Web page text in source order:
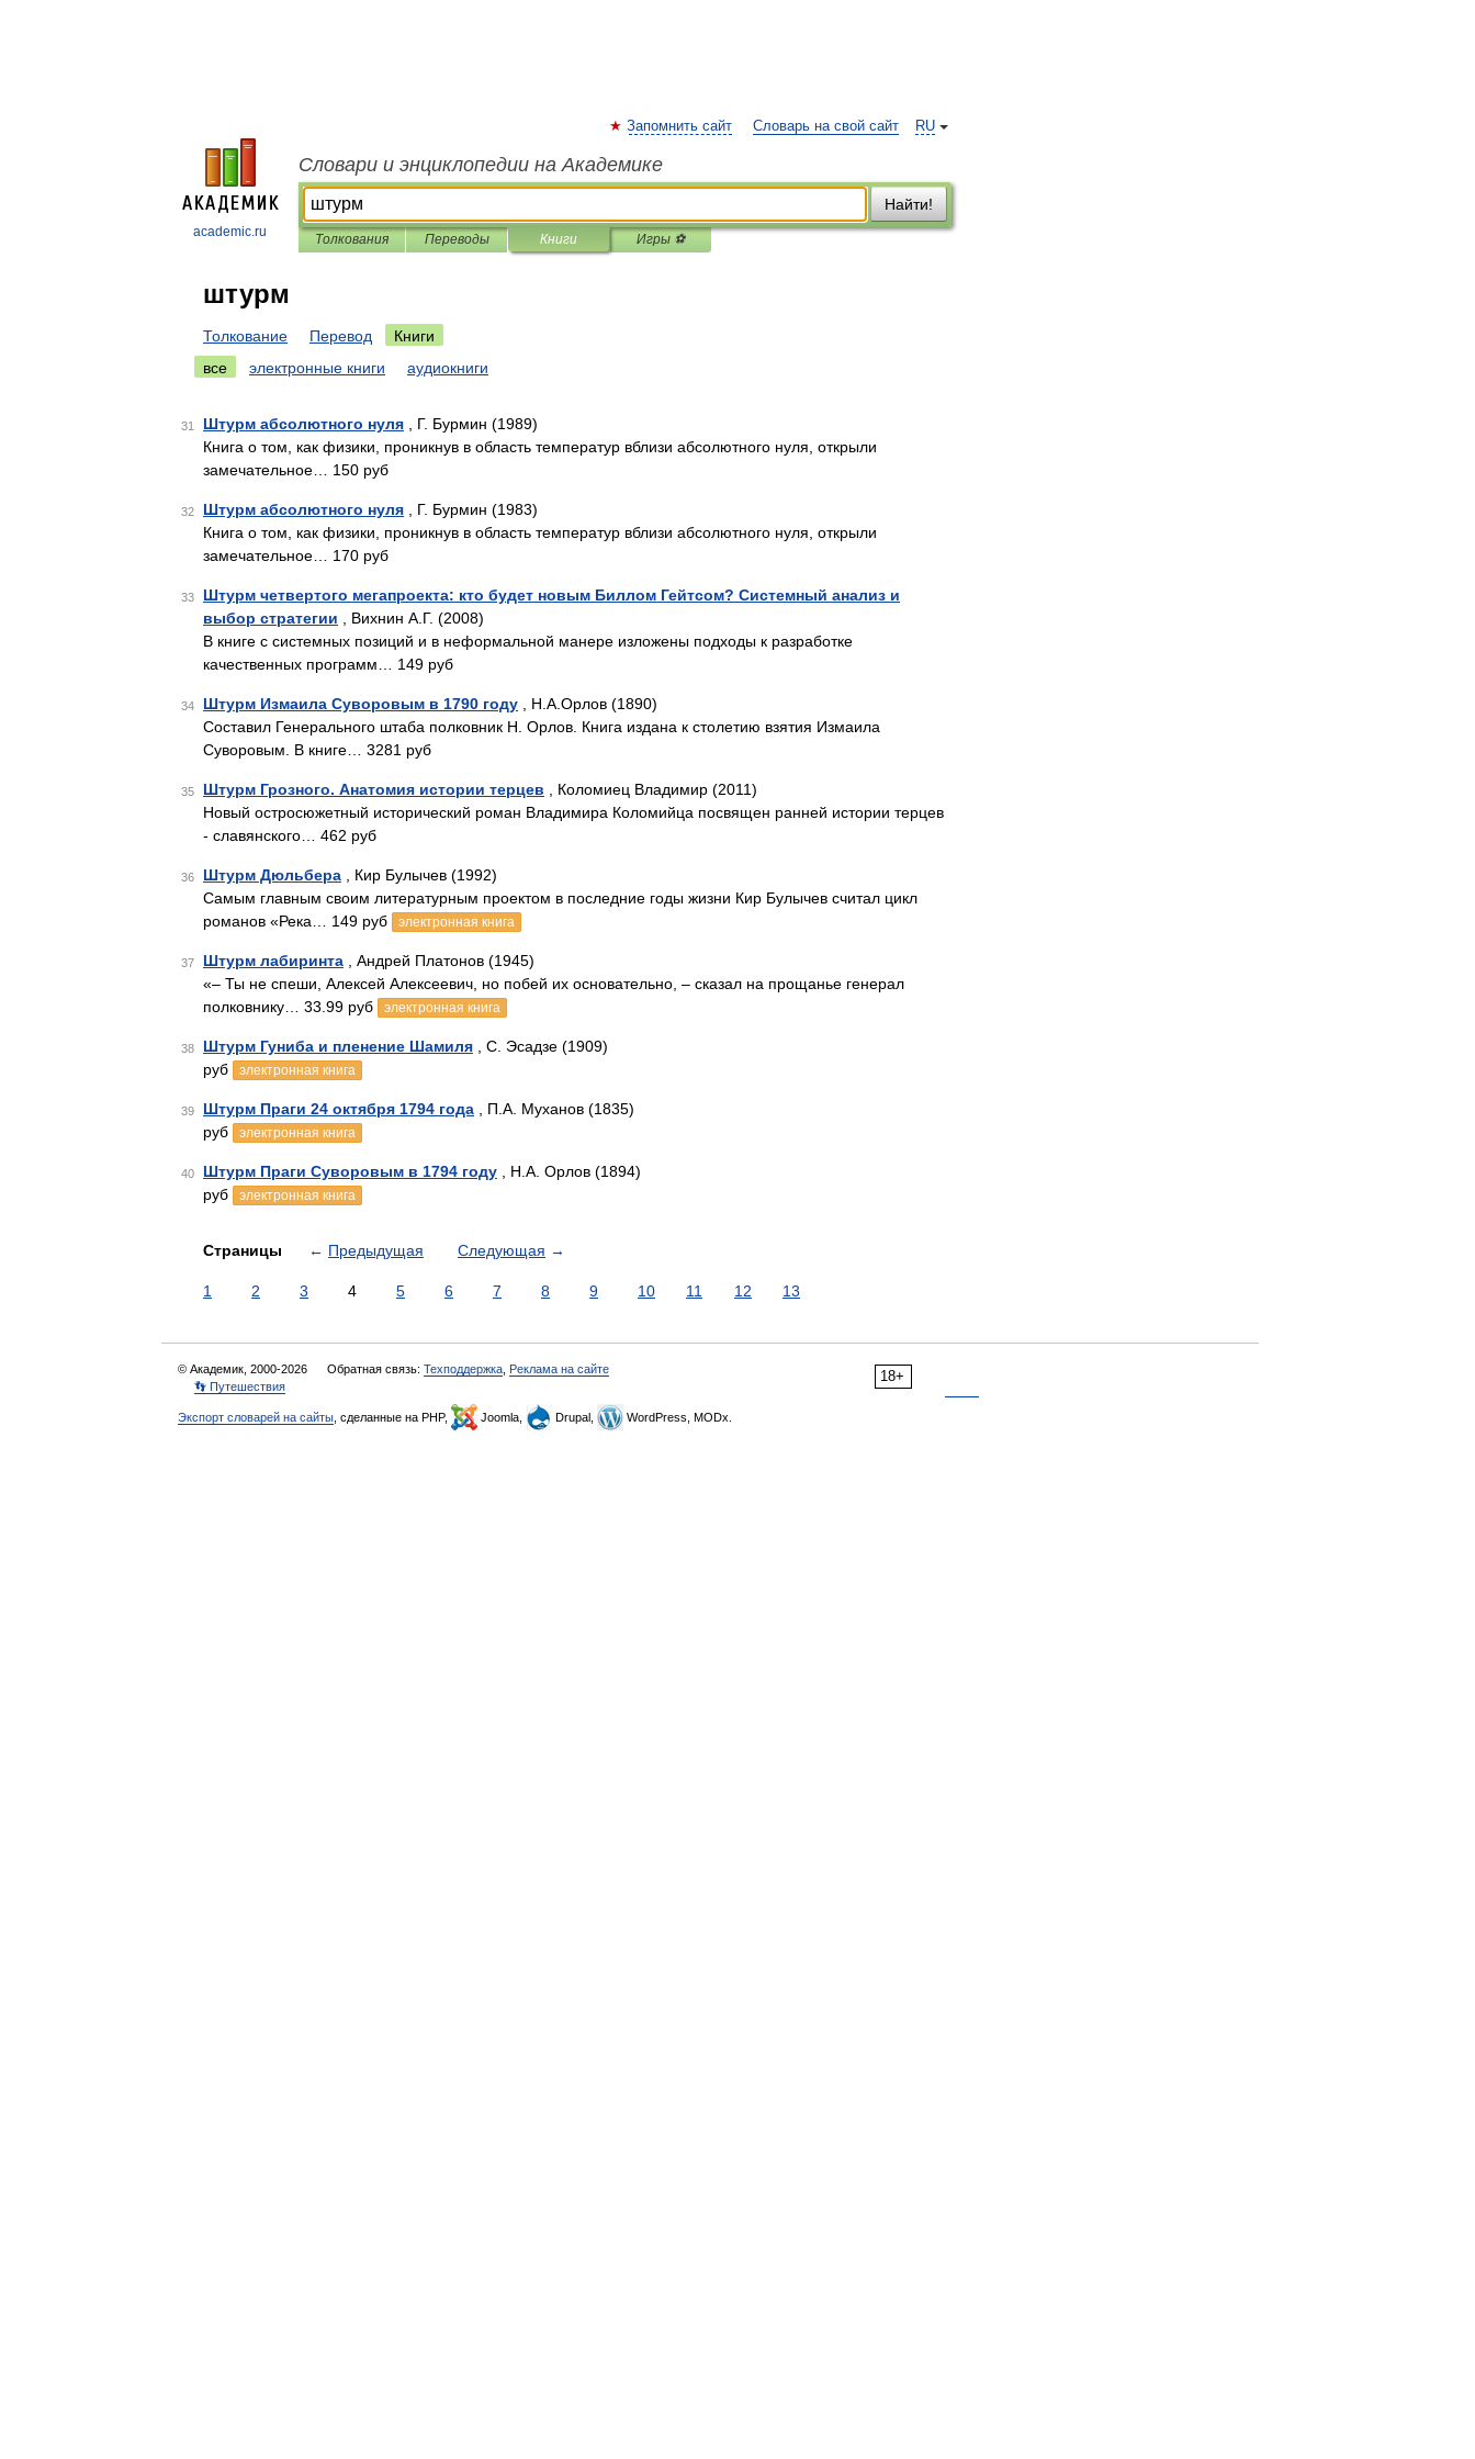
academic.ru
RU
Запомнить сайт Словарь на свой сайт
Словари и энциклопедии на Академике
Найти!
Толкования Переводы Книги Игры ⚽
штурм
Толкование Перевод
Книги
все
электронные книги аудиокниги
31 Штурм абсолютного нуля , Г. Бурмин (1989)
Книга о том, как физики, проникнув в область температур вблизи абсолютного нуля, открыли
замечательное… 150 руб
32 Штурм абсолютного нуля , Г. Бурмин (1983)
Книга о том, как физики, проникнув в область температур вблизи абсолютного нуля, открыли
замечательное… 170 руб
33
Штурм четвертого мегапроекта: кто будет новым Биллом Гейтсом? Системный анализ и
выбор стратегии , Вихнин А.Г. (2008)
В книге с системных позиций и в неформальной манере изложены подходы к разработке
качественных программ… 149 руб
34 Штурм Измаила Суворовым в 1790 году , Н.А.Орлов (1890)
Составил Генерального штаба полковник Н. Орлов. Книга издана к столетию взятия Измаила
Суворовым. В книге… 3281 руб
35 Штурм Грозного. Анатомия истории терцев , Коломиец Владимир (2011)
Новый остросюжетный исторический роман Владимира Коломийца посвящен ранней истории терцев
- славянского… 462 руб
36 Штурм Дюльбера , Кир Булычев (1992)
Самым главным своим литературным проектом в последние годы жизни Кир Булычев считал цикл
романов «Река… 149 руб
электронная книга
37 Штурм лабиринта , Андрей Платонов (1945)
«– Ты не спеши, Алексей Алексеевич, но побей их основательно, – сказал на прощанье генерал
полковнику… 33.99 руб
электронная книга
38 Штурм Гуниба и пленение Шамиля , С. Эсадзе (1909)
руб
электронная книга
39 Штурм Праги 24 октября 1794 года , П.А. Муханов (1835)
руб
электронная книга
40 Штурм Праги Суворовым в 1794 году , Н.А. Орлов (1894)
руб
электронная книга
Страницы ← Предыдущая Следующая →
1 2 3 4 5 6 7 8 9 10 11 12 13
18+
© Академик, 2000-2026 Обратная связь: Техподдержка Реклама на сайте
👣 Путешествия
Экспорт словарей на сайты , сделанные на PHP, Joomla, Drupal, WordPress, MODx.